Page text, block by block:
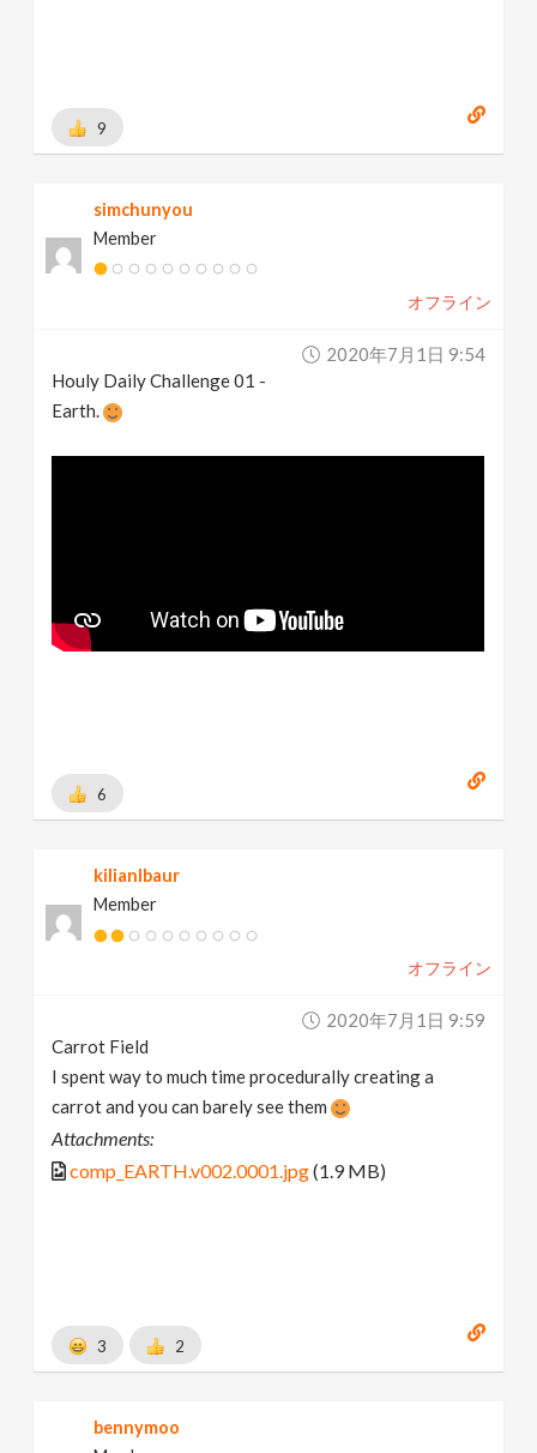
9
simchunyou
Member
オフライン
2020年7月1日 9:54
Houly Daily Challenge 01 -
Earth.
6
kilianlbaur
Member
オフライン
2020年7月1日 9:59
Carrot Field
I spent way to much time procedurally creating a
carrot and you can barely see them
Attachments:
comp_EARTH.v002.0001.jpg(1.9 MB)
3 2
bennymoo